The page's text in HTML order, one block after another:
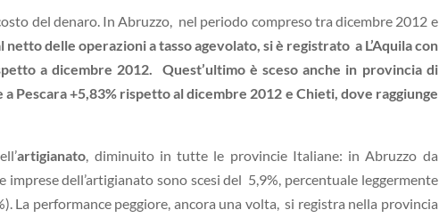
del denaro. In Abruzzo, nel periodo compreso tra dicembre 2012 e
delle operazioni a tasso agevolato, si è registrato a L’Aquila con
a dicembre 2012. Quest’ultimo è sceso anche in provincia di
Pescara +5,83% rispetto al dicembre 2012 e Chieti, dove raggiunge
artigianato, diminuito in tutte le provincie Italiane: in Abruzzo da
dell’artigianato sono scesi del 5,9%, percentuale leggermente
La performance peggiore, ancora una volta, si registra nella provincia